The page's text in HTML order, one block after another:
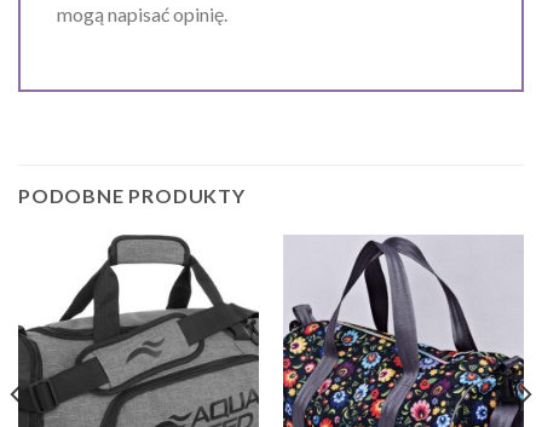
mogą napisać opinię.
PODOBNE PRODUKTY